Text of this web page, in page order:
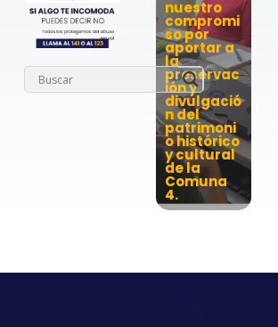
nuestro
compromi
so por
aportar a
la
preservac
ión y
divulgació
n del
patrimoni
o histórico
y cultural
de la
Comuna
4.